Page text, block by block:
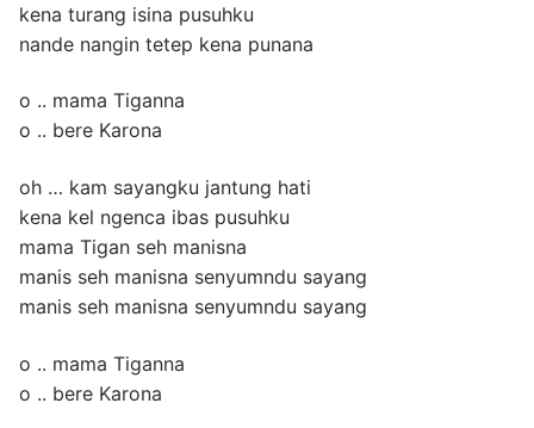
kena turang isina pusuhku
nande nangin tetep kena punana
o .. mama Tiganna
o .. bere Karona
oh … kam sayangku jantung hati
kena kel ngenca ibas pusuhku
mama Tigan seh manisna
manis seh manisna senyumndu sayang
manis seh manisna senyumndu sayang
o .. mama Tiganna
o .. bere Karona